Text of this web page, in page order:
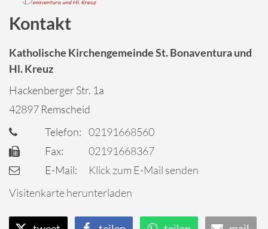
Kontakt
Katholische Kirchengemeinde St. Bonaventura und
Hl. Kreuz
Hackenberger Str. 1a
42897 Remscheid
Telefon: 02191668560
Fax:
02191668367
E-Mail:
Klick zum E-Mail senden
Visitenkarte herunterladen